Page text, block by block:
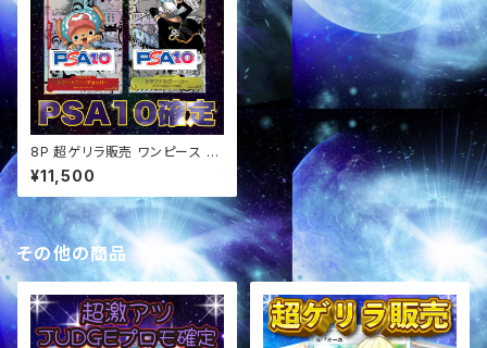
8P 超ゲリラ販売 ワンピース P
SA10確定パック オリパ
¥11,500
その他の商品